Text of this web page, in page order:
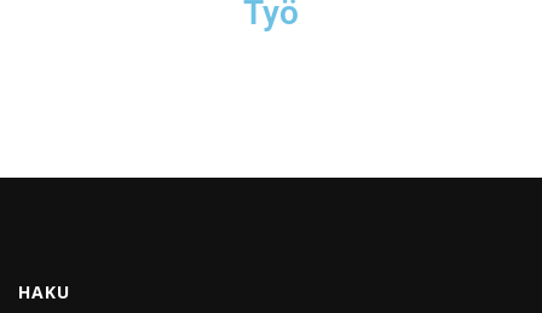
Työ
HAKU